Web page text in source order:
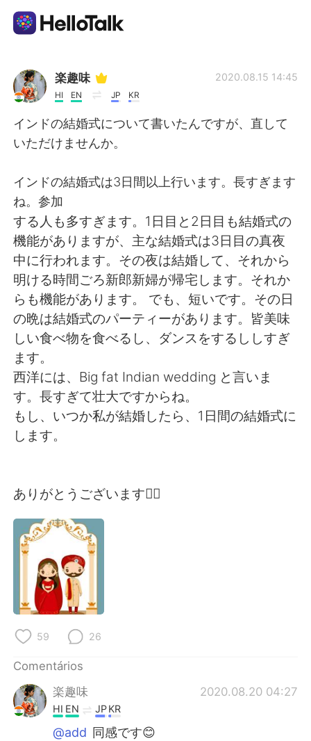
Aplicativo de troca de idioma
AI Grammar Checker
Português
English
繁體中文 Español
العربية Français
Deutsch 日本語
한국어
ไทย Indonesia
Italiano Türkçe
楽趣味
HI EN JP KR
2020.08.15 14:45
インドの結婚式について書いたんですが、直して
いただけませんか。
インドの結婚式は3日間以上行います。長すぎます
ね。参加
する人も多すぎます。1日目と2日目も結婚式の
機能がありますが、主な結婚式は3日目の真夜
中に行われます。その夜は結婚して、それから
明ける時間ごろ新郎新婦が帰宅します。それか
らも機能があります。 でも、短いです。その日
の晩は結婚式のパーティーがあります。皆美味
しい食べ物を食べるし、ダンスをするししすぎ
ます。
西洋には、Big fat Indian wedding と言いま
す。長すぎて壮大ですからね。
もし、いつか私が結婚したら、1日間の結婚式に
します。
ありがとうございます🙇‍♀️
59 26
Comentários
楽趣味
2020.08.20 04:27
HI EN JPKR
@add 同感です😊